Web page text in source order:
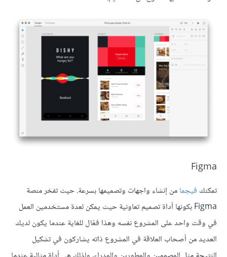
Figma
تمكنك فيجمامن إنشاء واجهات وتصميمها بسرعة. حيث تفخر منصة
Figma بكونها أداة تصميم تعاونية حيث يمكن لعدة مستخدمين العمل
في وقت واحد على المشروع نفسه وهذا فعّال للغاية عندما يكون لديك
العديد من أصحاب العلاقة في المشروع ذاته يشاركون في تشكيل